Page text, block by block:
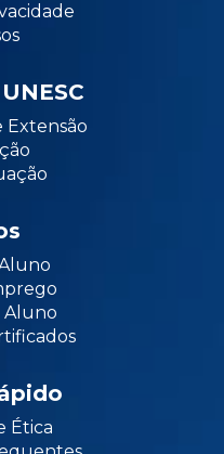
Extensão
Aluno
Ética